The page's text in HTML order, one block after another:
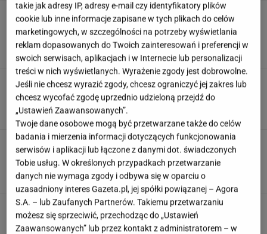
Siedem lat gehenny. "Spłacamy
kredyty za mieszkania, w których mieszkają
ludzie dewelopera"
SUBSKRYPCJA
Wiadomo, ile emerytury dostaje Kwaśniewska.
Kwota zaskakuje
Oto auto z paliwem, które może
zastąpić diesla. Frytura i olej roślinny
TOMASZ OKUROWSKI
Rolnik zaorał nowy asfalt za 400 tys. zł.
Wcześniej rozwalał krawężniki
takie jak adresy IP, adresy e-mail czy identyfikatory plików
cookie lub inne informacje zapisane w tych plikach do celów
marketingowych, w szczególności na potrzeby wyświetlania
reklam dopasowanych do Twoich zainteresowań i preferencji w
swoich serwisach, aplikacjach i w Internecie lub personalizacji
treści w nich wyświetlanych. Wyrażenie zgody jest dobrowolne.
Jeśli nie chcesz wyrazić zgody, chcesz ograniczyć jej zakres lub
chcesz wycofać zgodę uprzednio udzieloną przejdź do
„Ustawień Zaawansowanych”.
Twoje dane osobowe mogą być przetwarzane także do celów
badania i mierzenia informacji dotyczących funkcjonowania
serwisów i aplikacji lub łączone z danymi dot. świadczonych
Tobie usług. W określonych przypadkach przetwarzanie
danych nie wymaga zgody i odbywa się w oparciu o
uzasadniony interes Gazeta.pl, jej spółki powiązanej – Agora
S.A. – lub Zaufanych Partnerów. Takiemu przetwarzaniu
możesz się sprzeciwić, przechodząc do „Ustawień
Zaawansowanych” lub przez kontakt z administratorem – w